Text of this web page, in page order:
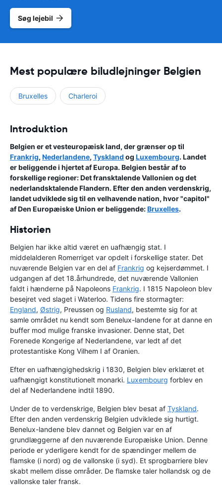
Søg lejebil
Mest populære biludlejninger Belgien
Bruxelles Charleroi
Introduktion
Belgien er et vesteuropæisk land, der grænser op til
Frankrig, Nederlandene, Tyskland og Luxembourg. Landet
er beliggende i hjertet af Europa. Belgien består af to
forskellige regioner: Det fransktalende Vallonien og det
nederlandsktalende Flandern. Efter den anden verdenskrig,
landet udviklede sig til en velhavende nation, hvor "capitol"
af Den Europæiske Union er beliggende:Bruxelles.
Historien
Belgien har ikke altid været en uafhængig stat. I
middelalderen Romerriget var opdelt i forskellige stater. Det
nuværende Belgien var en del af Frankrig og kejserdømmet. I
udgangen af det 18.århundrede, det nuværende Vallonien
faldt i hænderne på Napoleons Frankrig. I 1815 Napoleon blev
besejret ved slaget i Waterloo. Tidens fire stormagter:
England, Østrig, Preussen og Rusland, bestemte sig for at
samle området nu kendt som Benelux-landene for at danne en
buffer mod mulige franske invasioner. Denne stat, Det
Forenede Kongerige af Nederlandene, var ledt af det
protestantiske Kong Vilhem I af Oranien.
Efter en uafhængighedskrig i 1830, Belgien blev erklæret et
uafhængigt konstitutionelt monarki. Luxembourg forblev en
del af Nederlandene indtil 1890.
Under de to verdenskrige, Belgien blev besat af Tyskland.
Efter den anden verdenskrig Belgien udviklede sig hurtigt.
Benelux-landene blev dannet og Belgien var en af
grundlæggerne af den nuværende Europæiske Union. Denne
periode er yderligere kendt for de spændinger mellem de
flamske (i nord) og de vallonske (i syd). Et sprogbarriere blev
skabt mellem disse områder. De flamske taler hollandsk og de
vallonske taler fransk.